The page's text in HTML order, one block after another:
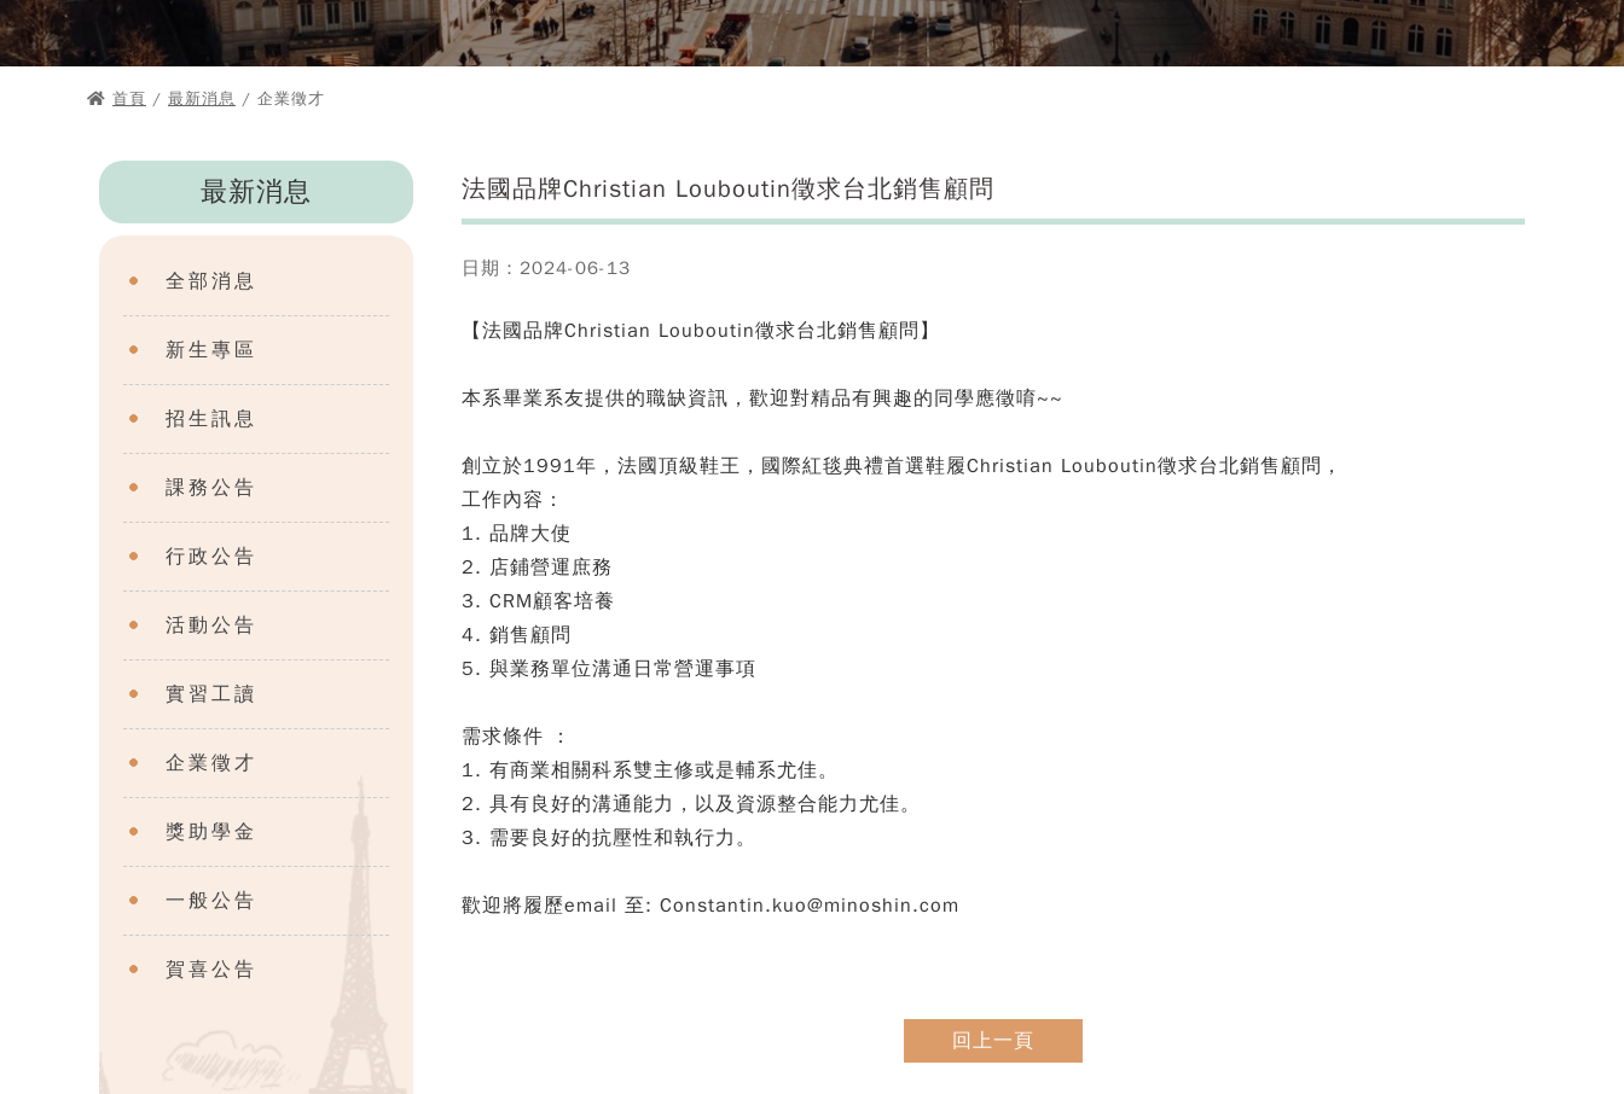
首頁 / 最新消息 / 企業徵才
最新消息
全部消息
新生專區
招生訊息
課務公告
行政公告
活動公告
實習工讀
企業徵才
獎助學金
一般公告
賀喜公告
法國品牌Christian Louboutin徵求台北銷售顧問
日期：2024-06-13
【法國品牌Christian Louboutin徵求台北銷售顧問】
本系畢業系友提供的職缺資訊，歡迎對精品有興趣的同學應徵唷~~
創立於1991年，法國頂級鞋王，國際紅毯典禮首選鞋履Christian Louboutin徵求台北銷售顧問，
工作內容：
1. 品牌大使
2. 店鋪營運庶務
3. CRM顧客培養
4. 銷售顧問
5. 與業務單位溝通日常營運事項
需求條件 ：
1. 有商業相關科系雙主修或是輔系尤佳。
2. 具有良好的溝通能力，以及資源整合能力尤佳。
3. 需要良好的抗壓性和執行力。
歡迎將履歷email 至: Constantin.kuo@minoshin.com
回上一頁